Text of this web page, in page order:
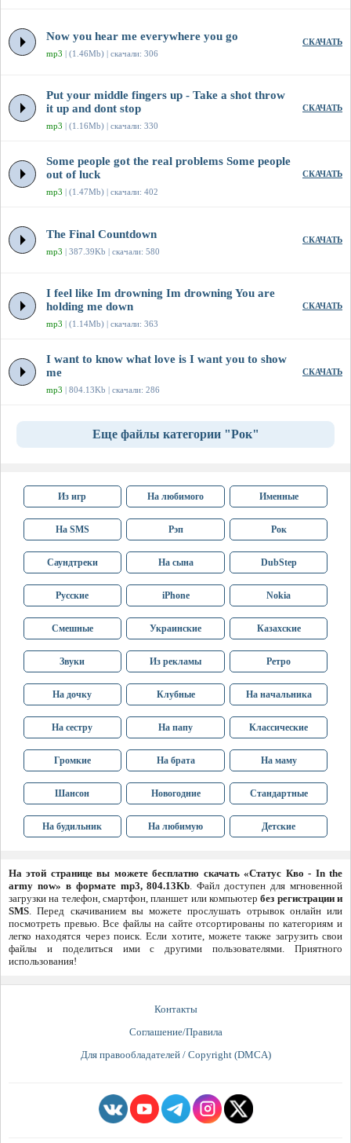
Now you hear me everywhere you go
mp3 | (1.46Mb) | скачали: 306
СКАЧАТЬ
Put your middle fingers up - Take a shot throw
it up and dont stop
mp3 | (1.16Mb) | скачали: 330
СКАЧАТЬ
Some people got the real problems Some people
out of luck
mp3 | (1.47Mb) | скачали: 402
СКАЧАТЬ
The Final Countdown
mp3 | 387.39Kb | скачали: 580
СКАЧАТЬ
I feel like Im drowning Im drowning You are
holding me down
mp3 | (1.14Mb) | скачали: 363
СКАЧАТЬ
I want to know what love is I want you to show
me
mp3 | 804.13Kb | скачали: 286
СКАЧАТЬ
Еще файлы категории "Рок"
Из игр На любимого Именные
На SMS Рэп Рок
Саундтреки На сына DubStep
Русские iPhone Nokia
Смешные Украинские Казахские
Звуки Из рекламы Ретро
На дочку Клубные На начальника
На сестру На папу Классические
Громкие На брата На маму
Шансон Новогодние Стандартные
На будильник На любимую Детские
На этой странице вы можете бесплатно скачать «Статус Кво - In the
army now» в формате mp3, 804.13Kb. Файл доступен для мгновенной
загрузки на телефон, смартфон, планшет или компьютербез регистрации и
SMS. Перед скачиванием вы можете прослушать отрывок онлайн или
посмотреть превью. Все файлы на сайте отсортированы по категориям и
легко находятся через поиск. Если хотите, можете также загрузить свои
файлы и поделиться ими с другими пользователями. Приятного
использования!
Контакты
Соглашение/Правила
Для правообладателей / Copyright (DMCA)